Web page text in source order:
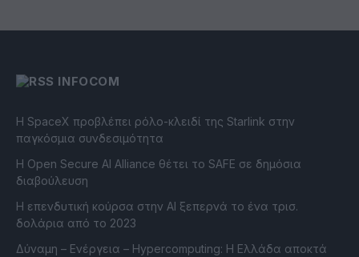
INFOCOM
Η SpaceX προβλέπει ρόλο-κλειδί της Starlink στην
παγκόσμια συνδεσιμότητα
Η Open Secure AI Alliance θέτει το SAFE σε δημόσια
διαβούλευση
Η επενδυτική κούρσα στην AI ξεπερνά το ένα τρισ.
δολάρια από το 2023
Δύναμη – Ενέργεια – Ηypercomputing: Η Ελλάδα αποκτά